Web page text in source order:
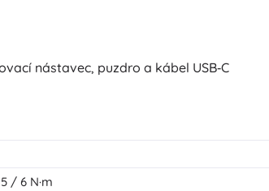
nástavec, puzdro a kábel USB‑C
/ 6 N·m